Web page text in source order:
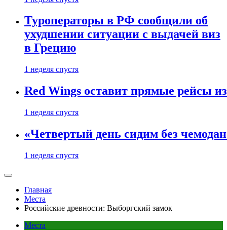
Туроператоры в РФ сообщили об
ухудшении ситуации с выдачей виз
в Грецию
1 неделя спустя
Red Wings оставит прямые рейсы
1 неделя спустя
«Четвертый день сидим без
1 неделя спустя
Главная
Места
Российские древности: Выборгский замок
Места